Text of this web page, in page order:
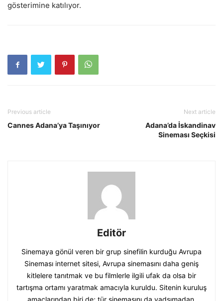
gösterimine katılıyor.
Previous article
Cannes Adana’ya Taşınıyor
Next article
Adana’da İskandinav
Sineması Seçkisi
Editör
Sinemaya gönül veren bir grup sinefilin kurduğu Avrupa
Sineması internet sitesi, Avrupa sinemasını daha geniş
kitlelere tanıtmak ve bu filmlerle ilgili ufak da olsa bir
tartışma ortamı yaratmak amacıyla kuruldu. Sitenin kuruluş
amaçlarından biri de; tür sinemasını da yadsımadan,